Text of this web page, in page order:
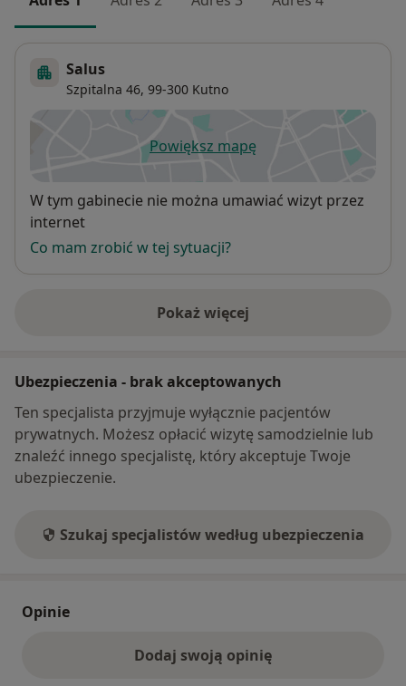
Salus
Szpitalna 46, 99-300 Kutno
Powiększ mapęotwiera się w nowej karcie
Dostępność
W tym gabinecie nie można umawiać wizyt przez
internet
Co mam zrobić w tej sytuacji?
Pokaż więcej
o adresie
Ubezpieczenia - brak akceptowanych
Ten specjalista przyjmuje wyłącznie pacjentów
prywatnych. Możesz opłacić wizytę samodzielnie lub
znaleźć innego specjalistę, który akceptuje Twoje
ubezpieczenie.
Szukaj specjalistów według ubezpieczenia
Opinie
Dodaj swoją opinię